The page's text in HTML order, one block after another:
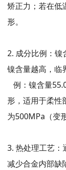
矫正力；若在
形。
2. 成分比例：
镍含量越高，临
例：镍含量
形，适用于柔性
为500MPa（变
3. 热处理工艺：
减少合金内部缺